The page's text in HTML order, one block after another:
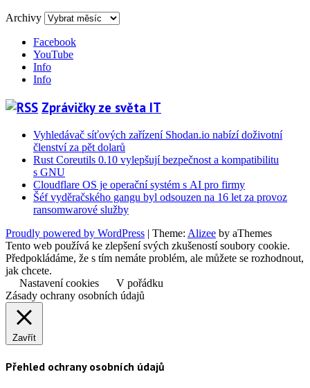
Archivy
Facebook
YouTube
Info
Info
Zprávičky ze světa IT
Vyhledávač síťových zařízení Shodan.io nabízí doživotní
členství za pět dolarů
Rust Coreutils 0.10 vylepšují bezpečnost a kompatibilitu
s GNU
Cloudflare OS je operační systém s AI pro firmy
Šéf vyděračského gangu byl odsouzen na 16 let za provoz
ransomwarové služby
Proudly powered by WordPress | Theme: Alizee by aThemes
Tento web používá ke zlepšení svých zkušeností soubory cookie.
Předpokládáme, že s tím nemáte problém, ale můžete se rozhodnout,
jak chcete.
Nastavení cookies
V pořádku
Zásady ochrany osobních údajů
Zavřít
Přehled ochrany osobních údajů